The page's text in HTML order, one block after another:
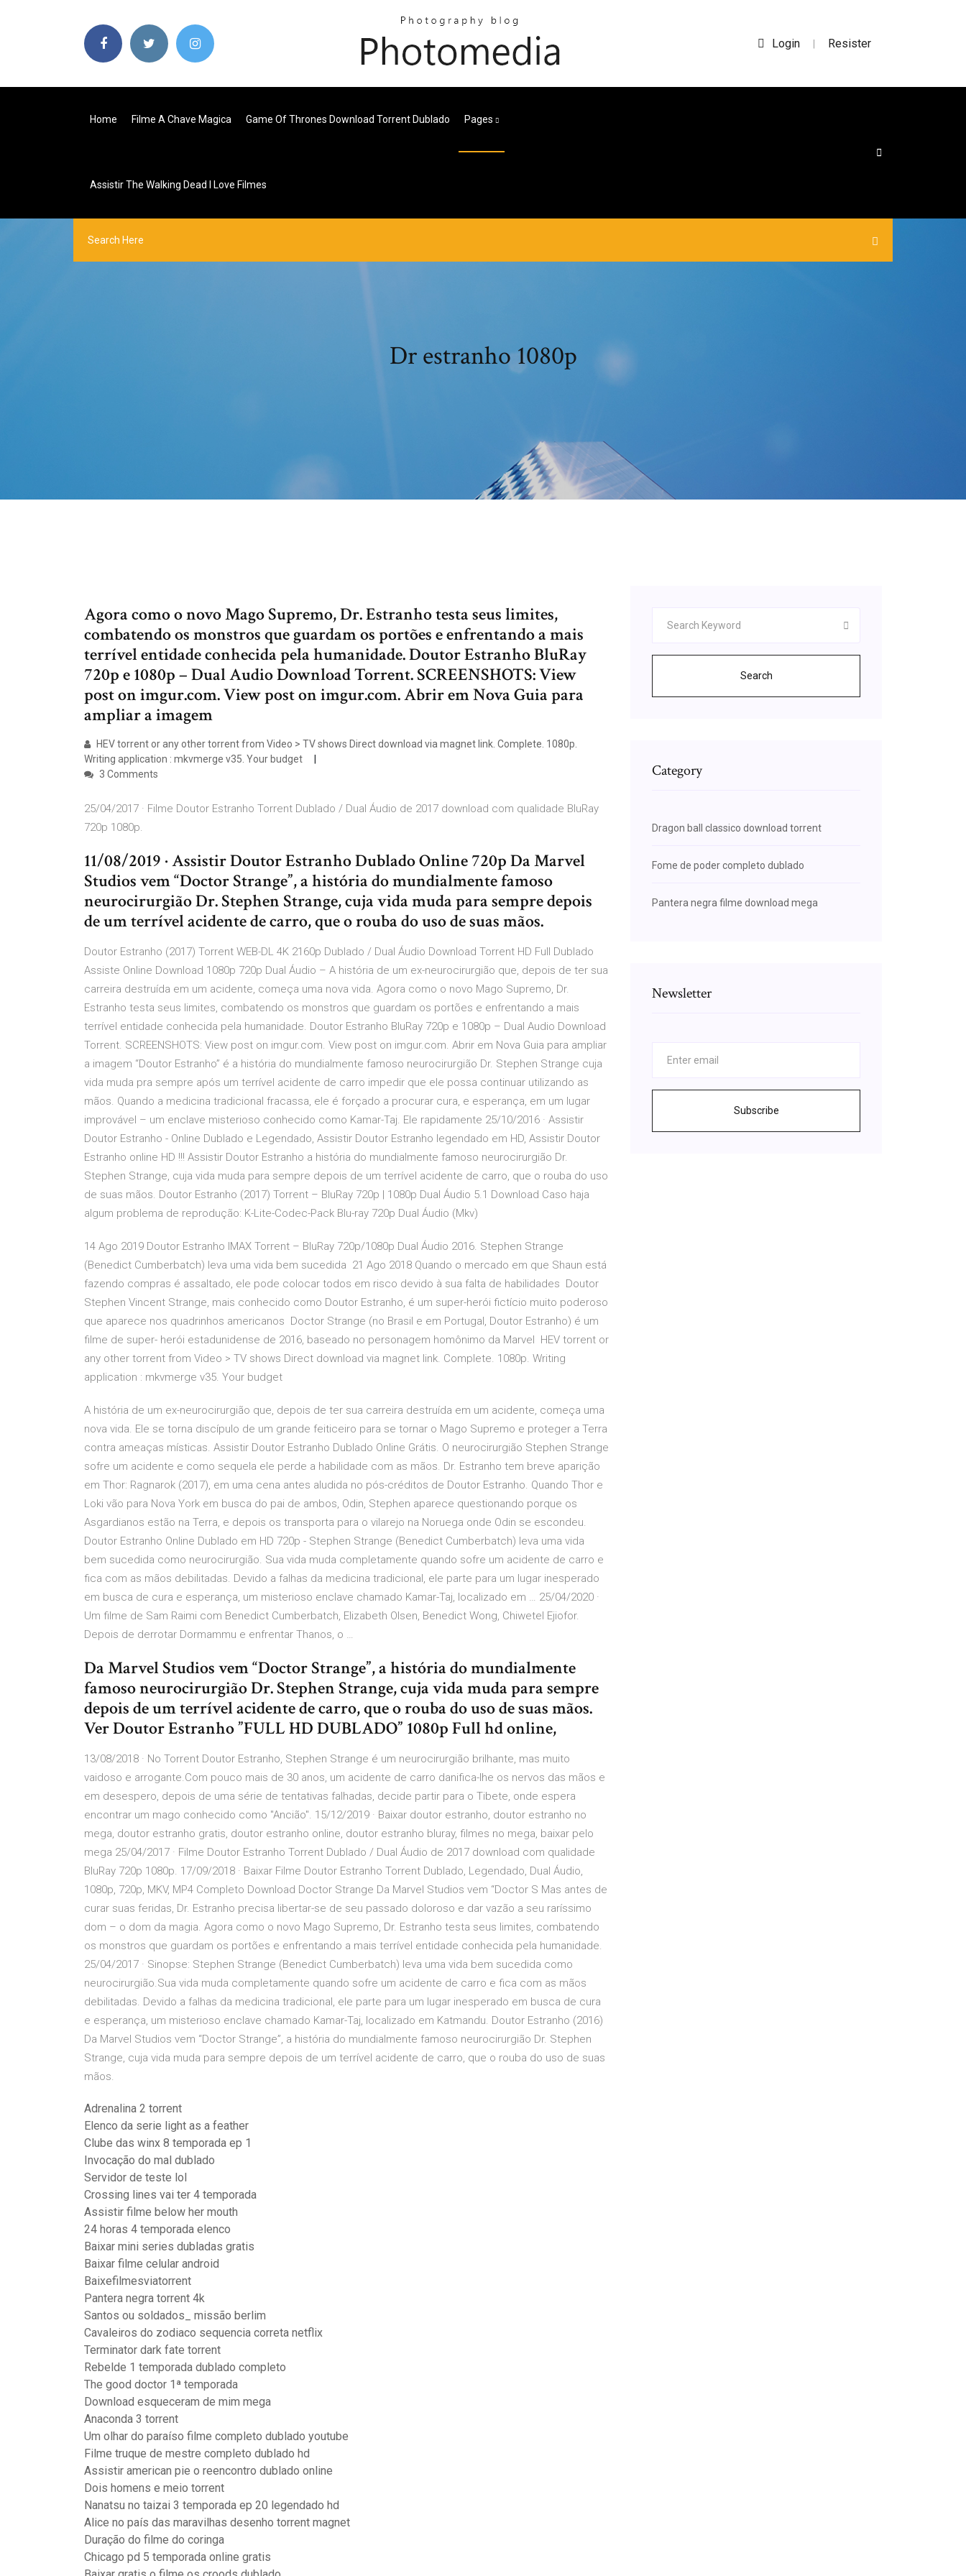
Login | Resister
Home Filme A Chave Magica Game Of Thrones Download Torrent Dublado Pages
Assistir The Walking Dead I Love Filmes
Dr estranho 1080p
Agora como o novo Mago Supremo, Dr. Estranho testa seus limites,
combatendo os monstros que guardam os portões e enfrentando a mais
terrível entidade conhecida pela humanidade. Doutor Estranho BluRay
720p e 1080p – Dual Audio Download Torrent. SCREENSHOTS: View
post on imgur.com. View post on imgur.com. Abrir em Nova Guia para
ampliar a imagem
HEV torrent or any other torrent from Video > TV shows Direct download via magnet link. Complete. 1080p.
Writing application : mkvmerge v35. Your budget
3 Comments
25/04/2017 · Filme Doutor Estranho Torrent Dublado / Dual Áudio de 2017 download com qualidade BluRay
720p 1080p.
11/08/2019 · Assistir Doutor Estranho Dublado Online 720p Da Marvel
Studios vem “Doctor Strange”, a história do mundialmente famoso
neurocirurgião Dr. Stephen Strange, cuja vida muda para sempre depois
de um terrível acidente de carro, que o rouba do uso de suas mãos.
Doutor Estranho (2017) Torrent WEB-DL 4K 2160p Dublado / Dual Áudio Download Torrent HD Full Dublado
Assiste Online Download 1080p 720p Dual Áudio – A história de um ex-neurocirurgião que, depois de ter sua
carreira destruída em um acidente, começa uma nova vida. Agora como o novo Mago Supremo, Dr.
Estranho testa seus limites, combatendo os monstros que guardam os portões e enfrentando a mais
terrível entidade conhecida pela humanidade. Doutor Estranho BluRay 720p e 1080p – Dual Audio Download
Torrent. SCREENSHOTS: View post on imgur.com. View post on imgur.com. Abrir em Nova Guia para ampliar
a imagem “Doutor Estranho” é a história do mundialmente famoso neurocirurgião Dr. Stephen Strange cuja
vida muda pra sempre após um terrível acidente de carro impedir que ele possa continuar utilizando as
mãos. Quando a medicina tradicional fracassa, ele é forçado a procurar cura, e esperança, em um lugar
improvável – um enclave misterioso conhecido como Kamar-Taj. Ele rapidamente 25/10/2016 · Assistir
Doutor Estranho - Online Dublado e Legendado, Assistir Doutor Estranho legendado em HD, Assistir Doutor
Estranho online HD !!! Assistir Doutor Estranho a história do mundialmente famoso neurocirurgião Dr.
Stephen Strange, cuja vida muda para sempre depois de um terrível acidente de carro, que o rouba do uso
de suas mãos. Doutor Estranho (2017) Torrent – BluRay 720p | 1080p Dual Áudio 5.1 Download Caso haja
algum problema de reprodução: K-Lite-Codec-Pack Blu-ray 720p Dual Áudio (Mkv)
14 Ago 2019 Doutor Estranho IMAX Torrent – BluRay 720p/1080p Dual Áudio 2016. Stephen Strange
(Benedict Cumberbatch) leva uma vida bem sucedida 21 Ago 2018 Quando o mercado em que Shaun está
fazendo compras é assaltado, ele pode colocar todos em risco devido à sua falta de habilidades Doutor
Stephen Vincent Strange, mais conhecido como Doutor Estranho, é um super-herói fictício muito poderoso
que aparece nos quadrinhos americanos Doctor Strange (no Brasil e em Portugal, Doutor Estranho) é um
filme de super- herói estadunidense de 2016, baseado no personagem homônimo da Marvel HEV torrent or
any other torrent from Video > TV shows Direct download via magnet link. Complete. 1080p. Writing
application : mkvmerge v35. Your budget
A história de um ex-neurocirurgião que, depois de ter sua carreira destruída em um acidente, começa uma
nova vida. Ele se torna discípulo de um grande feiticeiro para se tornar o Mago Supremo e proteger a Terra
contra ameaças místicas. Assistir Doutor Estranho Dublado Online Grátis. O neurocirurgião Stephen Strange
sofre um acidente e como sequela ele perde a habilidade com as mãos. Dr. Estranho tem breve aparição
em Thor: Ragnarok (2017), em uma cena antes aludida no pós-créditos de Doutor Estranho. Quando Thor e
Loki vão para Nova York em busca do pai de ambos, Odin, Stephen aparece questionando porque os
Asgardianos estão na Terra, e depois os transporta para o vilarejo na Noruega onde Odin se escondeu.
Doutor Estranho Online Dublado em HD 720p - Stephen Strange (Benedict Cumberbatch) leva uma vida
bem sucedida como neurocirurgião. Sua vida muda completamente quando sofre um acidente de carro e
fica com as mãos debilitadas. Devido a falhas da medicina tradicional, ele parte para um lugar inesperado
em busca de cura e esperança, um misterioso enclave chamado Kamar-Taj, localizado em … 25/04/2020 ·
Um filme de Sam Raimi com Benedict Cumberbatch, Elizabeth Olsen, Benedict Wong, Chiwetel Ejiofor.
Depois de derrotar Dormammu e enfrentar Thanos, o …
Da Marvel Studios vem “Doctor Strange”, a história do mundialmente
famoso neurocirurgião Dr. Stephen Strange, cuja vida muda para sempre
depois de um terrível acidente de carro, que o rouba do uso de suas mãos.
Ver Doutor Estranho ”FULL HD DUBLADO” 1080p Full hd online,
13/08/2018 · No Torrent Doutor Estranho, Stephen Strange é um neurocirurgião brilhante, mas muito
vaidoso e arrogante.Com pouco mais de 30 anos, um acidente de carro danifica-lhe os nervos das mãos e
em desespero, depois de uma série de tentativas falhadas, decide partir para o Tibete, onde espera
encontrar um mago conhecido como "Ancião". 15/12/2019 · Baixar doutor estranho, doutor estranho no
mega, doutor estranho gratis, doutor estranho online, doutor estranho bluray, filmes no mega, baixar pelo
mega 25/04/2017 · Filme Doutor Estranho Torrent Dublado / Dual Áudio de 2017 download com qualidade
BluRay 720p 1080p. 17/09/2018 · Baixar Filme Doutor Estranho Torrent Dublado, Legendado, Dual Áudio,
1080p, 720p, MKV, MP4 Completo Download Doctor Strange Da Marvel Studios vem “Doctor S Mas antes de
curar suas feridas, Dr. Estranho precisa libertar-se de seu passado doloroso e dar vazão a seu raríssimo
dom – o dom da magia. Agora como o novo Mago Supremo, Dr. Estranho testa seus limites, combatendo
os monstros que guardam os portões e enfrentando a mais terrível entidade conhecida pela humanidade.
25/04/2017 · Sinopse: Stephen Strange (Benedict Cumberbatch) leva uma vida bem sucedida como
neurocirurgião.Sua vida muda completamente quando sofre um acidente de carro e fica com as mãos
debilitadas. Devido a falhas da medicina tradicional, ele parte para um lugar inesperado em busca de cura
e esperança, um misterioso enclave chamado Kamar-Taj, localizado em Katmandu. Doutor Estranho (2016)
Da Marvel Studios vem “Doctor Strange”, a história do mundialmente famoso neurocirurgião Dr. Stephen
Strange, cuja vida muda para sempre depois de um terrível acidente de carro, que o rouba do uso de suas
mãos.
Adrenalina 2 torrent
Elenco da serie light as a feather
Clube das winx 8 temporada ep 1
Invocação do mal dublado
Servidor de teste lol
Crossing lines vai ter 4 temporada
Assistir filme below her mouth
24 horas 4 temporada elenco
Baixar mini series dubladas gratis
Baixar filme celular android
Baixefilmesviatorrent
Pantera negra torrent 4k
Santos ou soldados_ missão berlim
Cavaleiros do zodiaco sequencia correta netflix
Terminator dark fate torrent
Rebelde 1 temporada dublado completo
The good doctor 1ª temporada
Download esqueceram de mim mega
Anaconda 3 torrent
Um olhar do paraíso filme completo dublado youtube
Filme truque de mestre completo dublado hd
Assistir american pie o reencontro dublado online
Dois homens e meio torrent
Nanatsu no taizai 3 temporada ep 20 legendado hd
Alice no país das maravilhas desenho torrent magnet
Duração do filme do coringa
Chicago pd 5 temporada online gratis
Search
Category
Dragon ball classico download torrent
Fome de poder completo dublado
Pantera negra filme download mega
Newsletter
Subscribe